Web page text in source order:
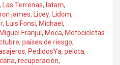
, Las Terrenas, latam,
james, Licey, Lidom,
, Luis Fonsi, Michael ,
Miguel Franjul , Moca, Motocicletas
, países de riesgo,
, PedidosYa, pelota,
, recuperación,